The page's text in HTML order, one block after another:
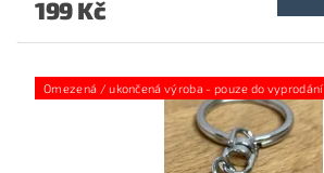
199 Kč
Omezená / ukončená výroba - pouze do vyprodání